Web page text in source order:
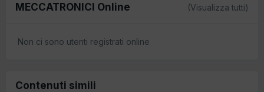
MECCATRONICI Online (Visualizza tutti)
Non ci sono utenti registrati online
Contenuti simili